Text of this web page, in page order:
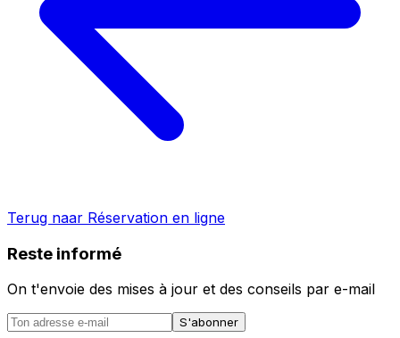
Terug naar Réservation en ligne
Reste informé
On t'envoie des mises à jour et des conseils par e-mail
S'abonner